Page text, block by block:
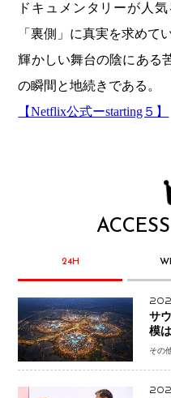
ドキュメンタリーが人
「裏側」に真実を求めて
輝かしい舞台の陰にある
の瞬間と地続きである。
【Netflix公式ーstarting５】
24H
サ
模
予定
その